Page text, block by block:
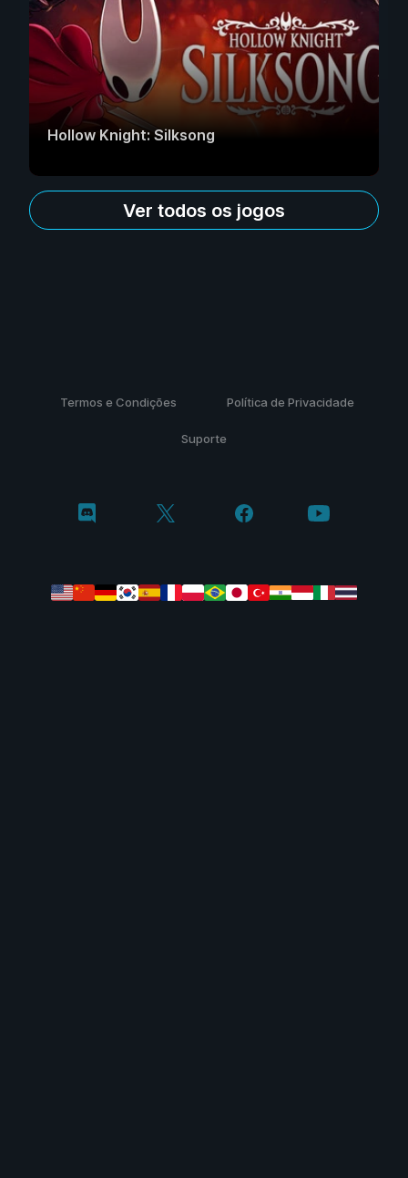
Hollow Knight: Silksong
Ver todos os jogos
Termos e Condições Política de Privacidade
Suporte